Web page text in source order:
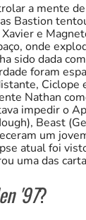
a mente
Bastion
e
onde
sido dada
foram
Ciclope
Nathan
impedir o
Beast
um
atual foi
uma das
'97?